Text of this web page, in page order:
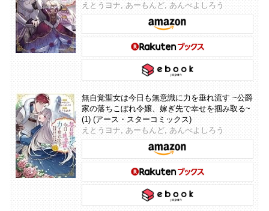
えとうヨナ, あーもんど, あんべよしろう
無自覚聖女は今日も無意識に力を垂れ流す ~公爵
家の落ちこぼれ令嬢、嫁ぎ先で幸せを掴み取る~
(1) (アース・スターコミックス)
えとうヨナ, あーもんど, あんべよしろう